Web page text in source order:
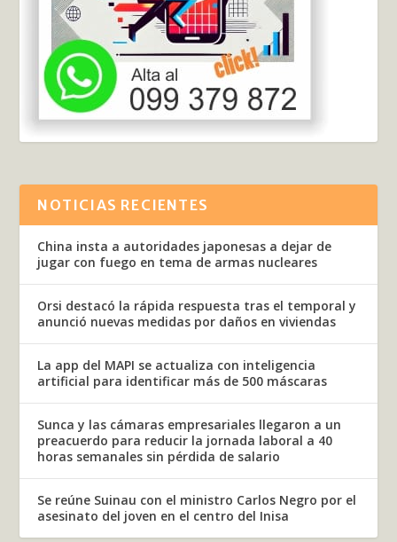
NOTICIAS RECIENTES
China insta a autoridades japonesas a dejar de
jugar con fuego en tema de armas nucleares
Orsi destacó la rápida respuesta tras el temporal y
anunció nuevas medidas por daños en viviendas
La app del MAPI se actualiza con inteligencia
artificial para identificar más de 500 máscaras
Sunca y las cámaras empresariales llegaron a un
preacuerdo para reducir la jornada laboral a 40
horas semanales sin pérdida de salario
Se reúne Suinau con el ministro Carlos Negro por el
asesinato del joven en el centro del Inisa